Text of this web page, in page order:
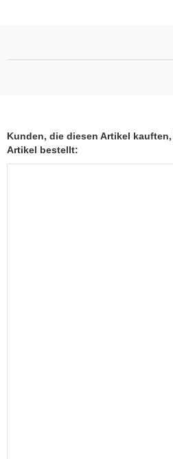
Kunden, die diesen Artikel
Artikel bestellt: